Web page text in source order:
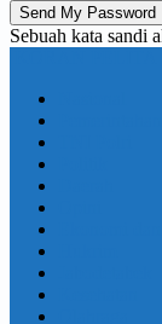
Sebuah kata sandi